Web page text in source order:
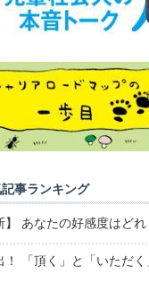
事ランキング
】 あなたの好感度はどれ
！ 「頂く」と「いただ